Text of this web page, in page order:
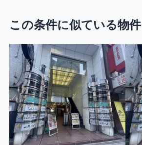
この条件に似ている物件